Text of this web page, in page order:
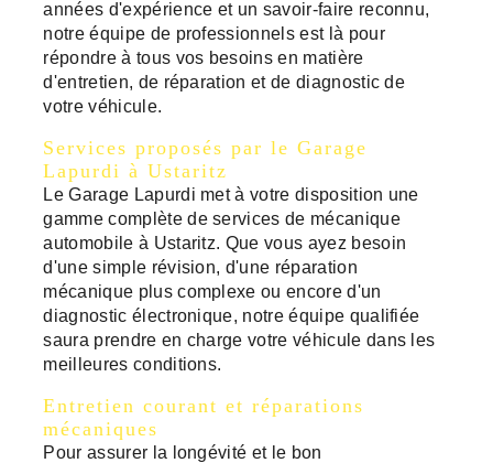
années d'expérience et un savoir-faire reconnu,
notre équipe de professionnels est là pour
répondre à tous vos besoins en matière
d'entretien, de réparation et de diagnostic de
votre véhicule.
Services proposés par le Garage
Lapurdi à Ustaritz
Le Garage Lapurdi met à votre disposition une
gamme complète de services de mécanique
automobile à Ustaritz. Que vous ayez besoin
d'une simple révision, d'une réparation
mécanique plus complexe ou encore d'un
diagnostic électronique, notre équipe qualifiée
saura prendre en charge votre véhicule dans les
meilleures conditions.
Entretien courant et réparations
mécaniques
Pour assurer la longévité et le bon